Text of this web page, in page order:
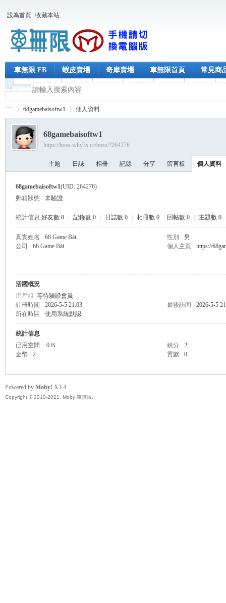
設為首頁 收藏本站
車無限 FB 蝦皮賣場 奇摩賣場 車無限首頁 常見商
›
68gamebaisoftw1 個人資料
68gamebaisoftw1
https://boss.why3s.cc/boss/?264276
主題 日誌 相冊 記錄 分享 留言板 個人資料
68gamebaisoftw1(UID: 264276)
郵箱狀態
未驗證
統計信息 好友數 0 記錄數 0 日誌數 0 相冊數 0 回帖數 0 主題數 0
真實姓名 68 Game Bài 性別
男
公司
68 Game Bài 個人主頁 https://
活躍概況
用戶組 等待驗證會員
註冊時間
2026-5-5 21:03 最後訪問
2026-5-5
所在時區
使用系統默認
統計信息
已用空間
0 B 積分
2
金幣
2 貢獻 0
Powered by Moby! X3.4
Copyright © 2010-2021, Moby 車無限.